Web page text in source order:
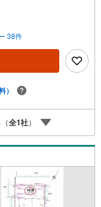
ゆったりと立ち並ぶよ
ます。こちらのアパー
ズも高いですよ。土地
。【年中無休/9:00～2
が集中するため、お早
見学する」ボタンより
ご相談○ライフプランの
様に合った物件をご紹
も併せてご紹介可能で
♪駐車場もございます
！
38件
）
全1社）